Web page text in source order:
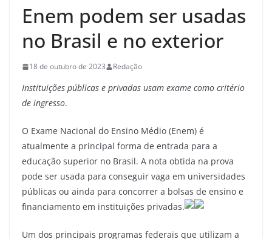
Enem podem ser usadas
no Brasil e no exterior
18 de outubro de 2023 Redação
Instituições públicas e privadas usam exame como critério
de ingresso.
O Exame Nacional do Ensino Médio (Enem) é
atualmente a principal forma de entrada para a
educação superior no Brasil. A nota obtida na prova
pode ser usada para conseguir vaga em universidades
públicas ou ainda para concorrer a bolsas de ensino e
financiamento em instituições privadas.
Um dos principais programas federais que utilizam a